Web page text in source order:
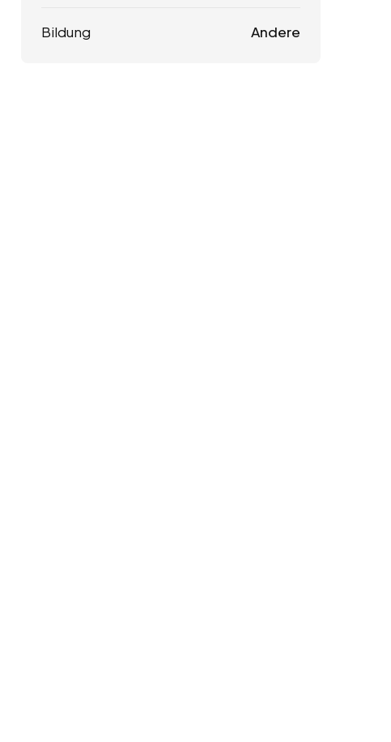
Bildung Andere